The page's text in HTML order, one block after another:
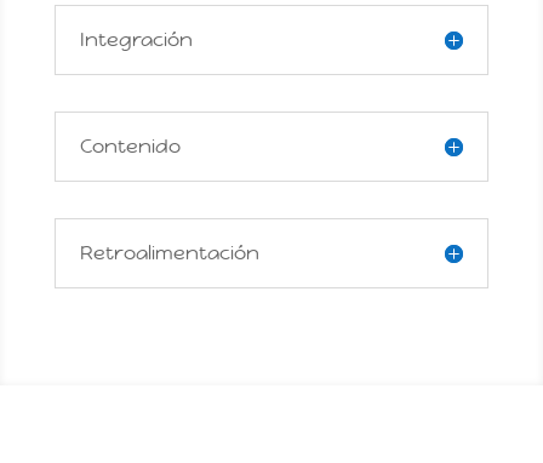
Integración
Contenido
Retroalimentación